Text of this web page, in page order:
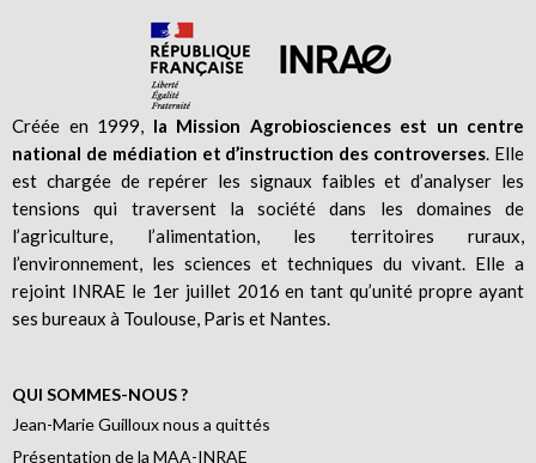
Créée en 1999, la Mission Agrobiosciences est un centre
national de médiation et d’instruction des controverses. Elle
est chargée de repérer les signaux faibles et d’analyser les
tensions qui traversent la société dans les domaines de
l’agriculture, l’alimentation, les territoires ruraux,
l’environnement, les sciences et techniques du vivant. Elle a
rejoint INRAE le 1er juillet 2016 en tant qu’unité propre ayant
ses bureaux à Toulouse, Paris et Nantes.
QUI SOMMES-NOUS ?
Jean-Marie Guilloux nous a quittés
Présentation de la MAA-INRAE